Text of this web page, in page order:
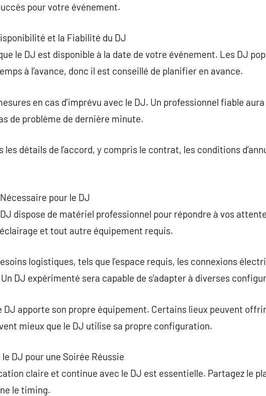
pour votre événement.
et la Fiabilité du DJ
le DJ est disponible à la date de votre événement. Les DJ
à l’avance, donc il est conseillé de planifier en avance.
en cas d’imprévu avec le DJ. Un professionnel fiable
de problème de dernière minute.
les détails de l’accord, y compris le contrat, les conditions
pour le DJ
dispose de matériel professionnel pour répondre à vos
et tout autre équipement requis.
logistiques, tels que l’espace requis, les connexions
DJ expérimenté sera capable de s’adapter à diverses
DJ apporte son propre équipement. Certains lieux peuvent
mieux que le DJ utilise sa propre configuration.
DJ pour une Soirée Réussie
claire et continue avec le DJ est essentielle. Partagez le
le timing.